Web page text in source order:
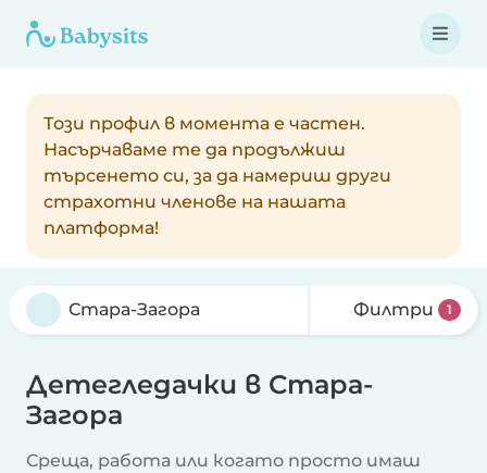
Този профил в момента е частен.
Насърчаваме те да продължиш
търсенето си, за да намериш други
страхотни членове на нашата
платформа!
Филтри 1
Детегледачки в Стара-
Загора
Среща, работа или когато просто имаш